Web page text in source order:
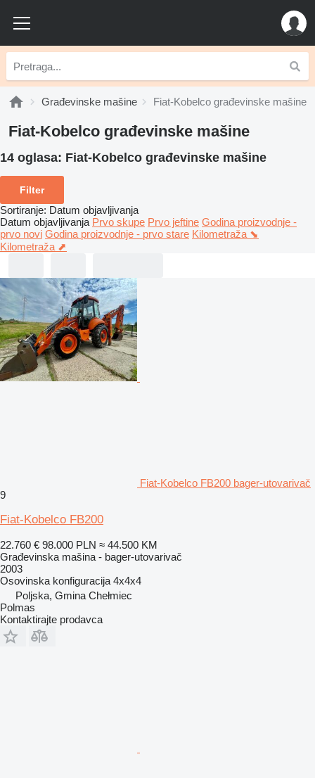
Građevinske mašine Fiat-Kobelco građevinske mašine
Fiat-Kobelco građevinske mašine
14 oglasa: Fiat-Kobelco građevinske mašine
Filter
Sortiranje: Datum objavljivanja
Datum objavljivanja Prvo skupe Prvo jeftine Godina proizvodnje -
prvo novi Godina proizvodnje - prvo stare Kilometraža ⬊
Kilometraža ⬈
Fiat-Kobelco FB200 bager-utovarivač
9
Fiat-Kobelco FB200
22.760 € 98.000 PLN ≈ 44.500 KM
Građevinska mašina - bager-utovarivač
2003
Osovinska konfiguracija 4x4x4
Poljska, Gmina Chełmiec
Polmas
Kontaktirajte prodavca